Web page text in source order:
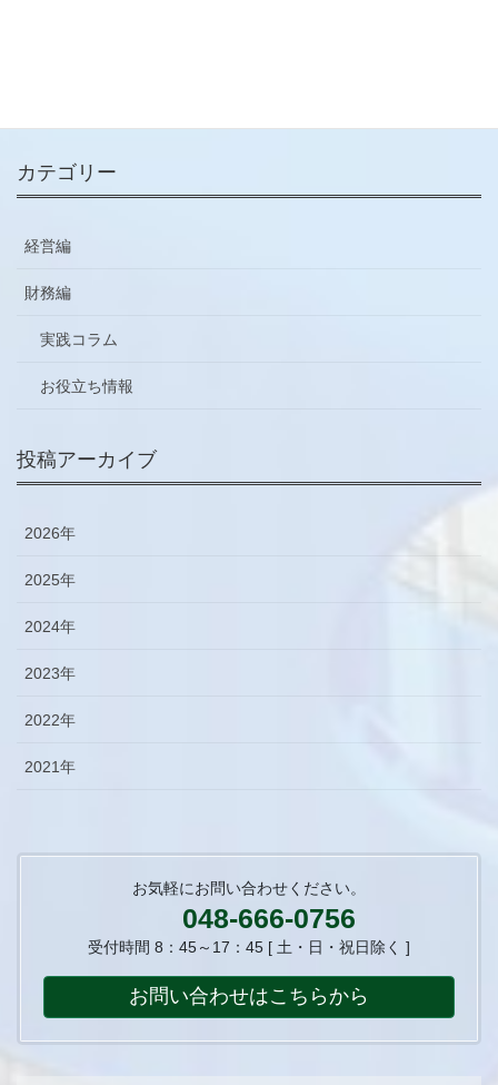
カテゴリー
経営編
財務編
実践コラム
お役立ち情報
投稿アーカイブ
2026年
2025年
2024年
2023年
2022年
2021年
お気軽にお問い合わせください。
048-666-0756
受付時間 8：45～17：45 [ 土・日・祝日除く ]
お問い合わせはこちらから